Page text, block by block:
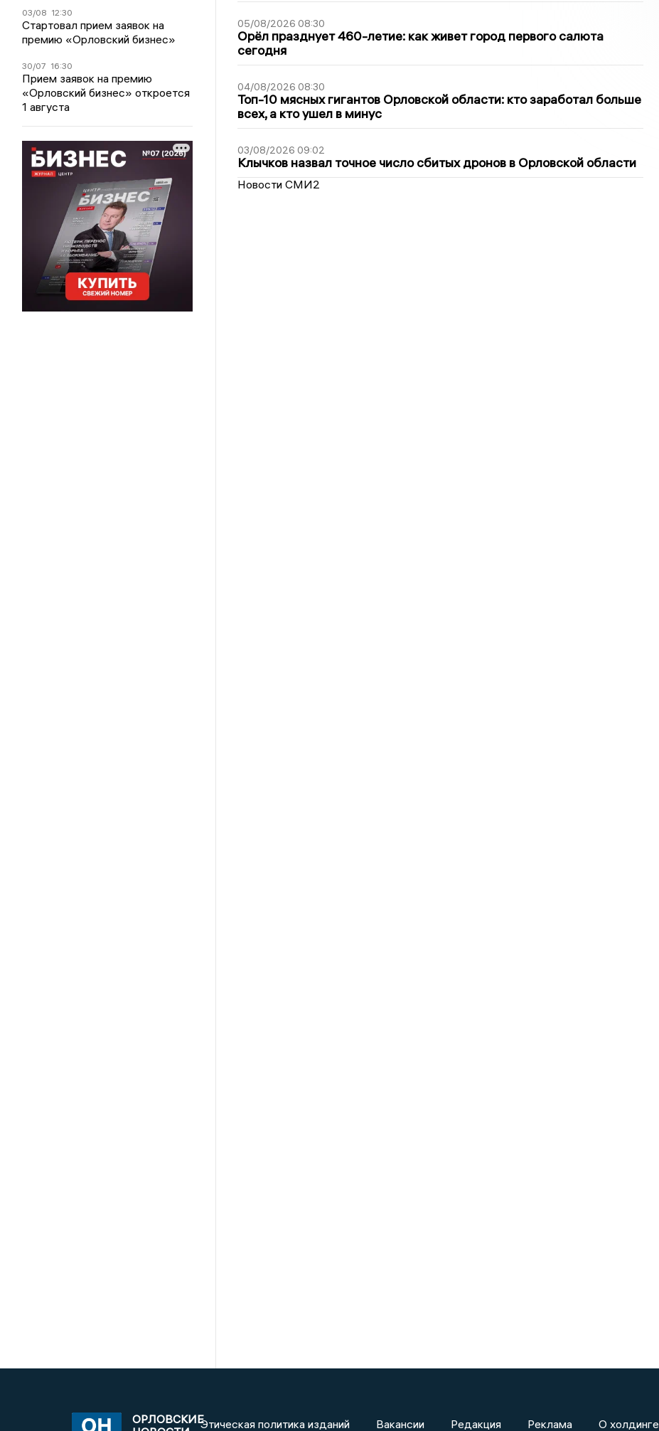
03/08 12:30
Стартовал прием заявок на
премию «Орловский бизнес»
30/07 16:30
Прием заявок на премию
«Орловский бизнес» откроется
1 августа
05/08/2026 08:30
Орёл празднует 460-летие: как живет город первого салюта
сегодня
04/08/2026 08:30
Топ-10 мясных гигантов Орловской области: кто заработал больше
всех, а кто ушел в минус
03/08/2026 09:02
Клычков назвал точное число сбитых дронов в Орловской области
Новости СМИ2
ОРЛОВСКИЕЭтическая политика изданий Вакансии Редакция Реклама О холдинге